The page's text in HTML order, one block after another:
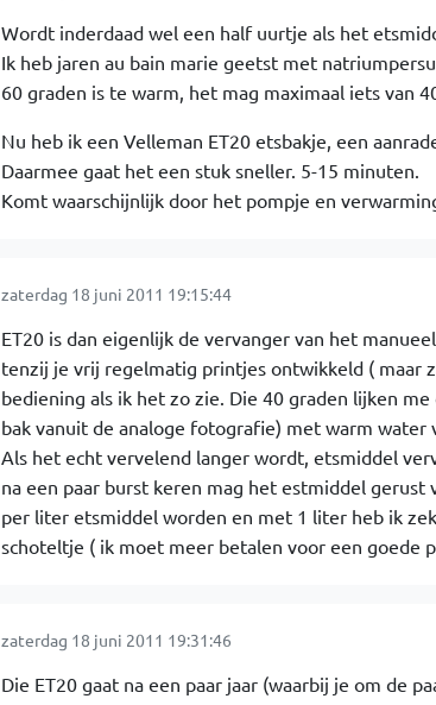
Wordt inderdaad wel een half uurtje als het
Ik heb jaren au bain marie geetst met
60 graden is te warm, het mag maximaal iets van
Nu heb ik een Velleman ET20 etsbakje, een
Daarmee gaat het een stuk sneller. 5-15 minuten.
Komt waarschijnlijk door het pompje en
zaterdag 18 juni 2011 19:15:44
ET20 is dan eigenlijk de vervanger van het
tenzij je vrij regelmatig printjes ontwikkeld ( maar
bediening als ik het zo zie. Die 40 graden lijken
bak vanuit de analoge fotografie) met warm water
Als het echt vervelend langer wordt, etsmiddel
na een paar burst keren mag het estmiddel
per liter etsmiddel worden en met 1 liter heb ik
schoteltje ( ik moet meer betalen voor een goede
zaterdag 18 juni 2011 19:31:46
Die ET20 gaat na een paar jaar (waarbij je om de